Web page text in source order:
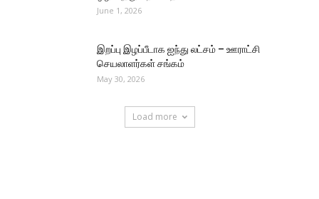
June 1, 2026
இறப்பு இழப்பீடாக ஐந்து லட்சம் – ஊராட்சி
செயலாளர்கள் சங்கம்
May 30, 2026
Load more